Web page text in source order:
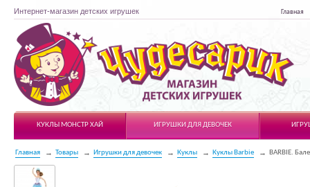
Интернет-магазин детских игрушек Главная
Чудесарик
КУКЛЫ МОНСТР ХАЙ
ИГРУШКИ ДЛЯ ДЕВОЧЕК
Главная Товары Игрушки для девочек Куклы Куклы Barbie BARBIE.